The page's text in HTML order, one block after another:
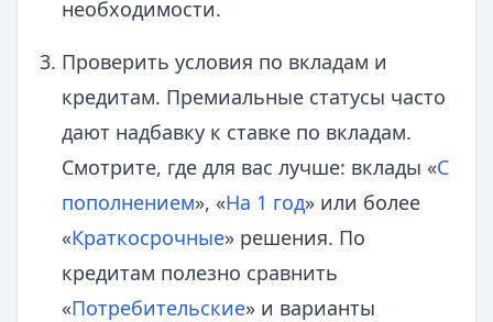
необходимости.
Проверить условия по вкладам и
кредитам. Премиальные статусы часто
дают надбавку к ставке по вкладам.
Смотрите, где для вас лучше: вклады «С
пополнением», «На 1 год» или более
«Краткосрочные» решения. По
кредитам полезно сравнить
«Потребительские» и варианты